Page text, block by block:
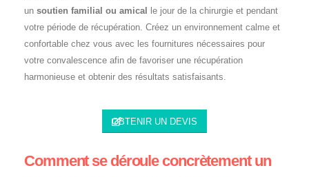
un soutien familial ou amical
le jour de la chirurgie et pendant
votre période de récupération. Créez un environnement calme et
confortable chez vous avec les fournitures nécessaires pour
votre convalescence afin de favoriser une récupération
harmonieuse et obtenir des résultats satisfaisants.
OBTENIR UN DEVIS
Comment se déroule concrètement un